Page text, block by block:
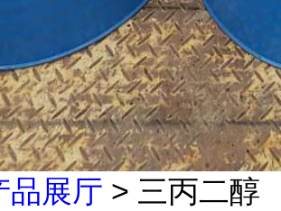
品展厅 > 三丙二醇